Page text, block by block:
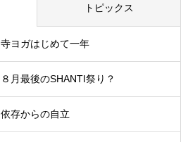
トピックス
寺ヨガはじめて一年
８月最後のSHANTI祭り？
依存からの自立